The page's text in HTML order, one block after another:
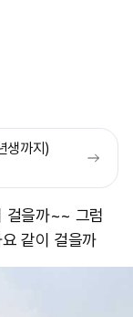
생까지)
걸을까~~ 그럼
같이 걸을까